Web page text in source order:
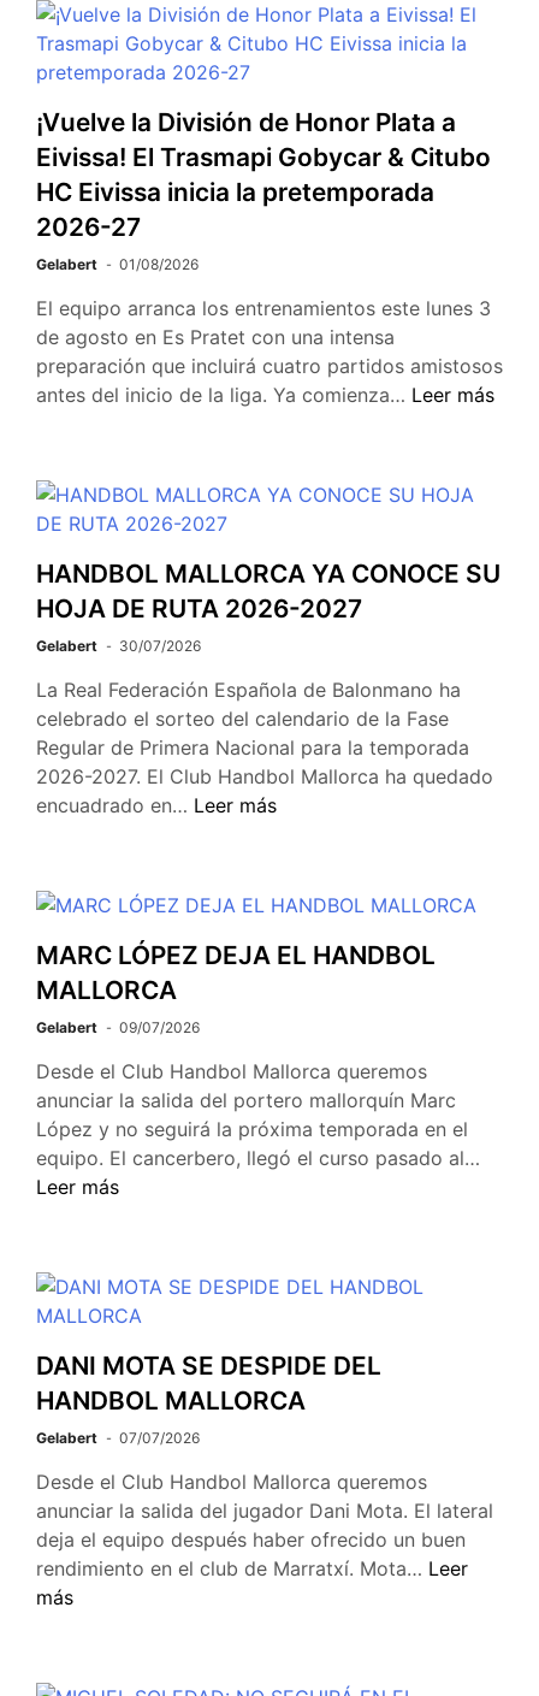
¡Vuelve la División de Honor Plata a
Eivissa! El Trasmapi Gobycar & Citubo
HC Eivissa inicia la pretemporada
2026-27
Gelabert 01/08/2026
El equipo arranca los entrenamientos este lunes 3
de agosto en Es Pratet con una intensa
preparación que incluirá cuatro partidos amistosos
antes del inicio de la liga. Ya comienza… Leer más
HANDBOL MALLORCA YA CONOCE SU
HOJA DE RUTA 2026-2027
Gelabert 30/07/2026
La Real Federación Española de Balonmano ha
celebrado el sorteo del calendario de la Fase
Regular de Primera Nacional para la temporada
2026-2027. El Club Handbol Mallorca ha quedado
encuadrado en… Leer más
MARC LÓPEZ DEJA EL HANDBOL
MALLORCA
Gelabert 09/07/2026
Desde el Club Handbol Mallorca queremos
anunciar la salida del portero mallorquín Marc
López y no seguirá la próxima temporada en el
equipo. El cancerbero, llegó el curso pasado al…
Leer más
DANI MOTA SE DESPIDE DEL
HANDBOL MALLORCA
Gelabert 07/07/2026
Desde el Club Handbol Mallorca queremos
anunciar la salida del jugador Dani Mota. El lateral
deja el equipo después haber ofrecido un buen
rendimiento en el club de Marratxí. Mota… Leer
más